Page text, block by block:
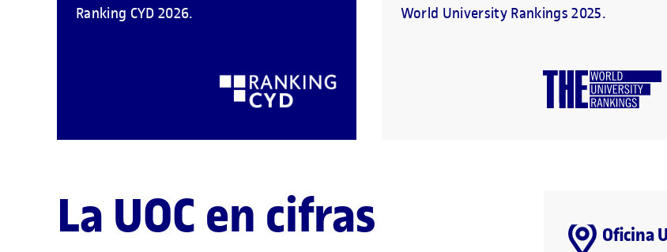
Ranking CYD 2026.
World University Rankings 2025.
La UOC en cifras
Oficina